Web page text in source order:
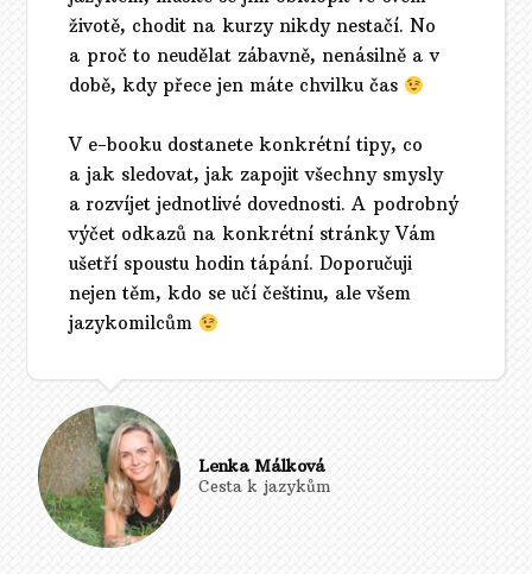
životě, chodit na kurzy nikdy nestačí. No
a proč to neudělat zábavně, nenásilně a v
době, kdy přece jen máte chvilku čas
V e-booku dostanete konkrétní tipy, co
a jak sledovat, jak zapojit všechny smysly
a rozvíjet jednotlivé dovednosti. A podrobný
výčet odkazů na konkrétní stránky Vám
ušetří spoustu hodin tápání. Doporučuji
nejen těm, kdo se učí češtinu, ale všem
jazykomilcům
Lenka Málková
Cesta k jazykům